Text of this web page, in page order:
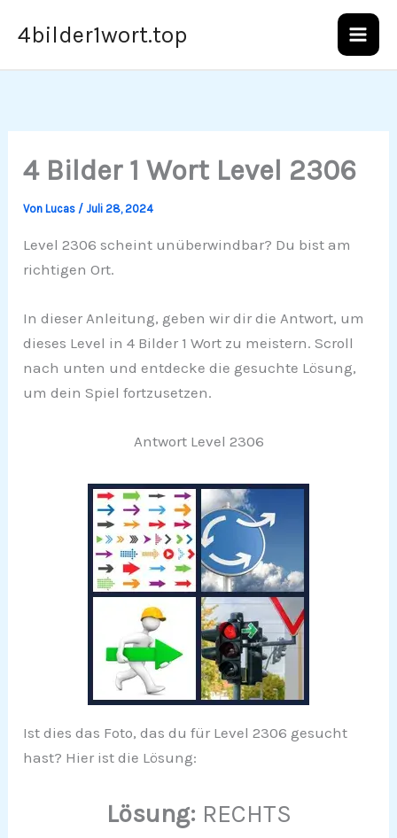
Inhalt
4bilder1wort.top
4 Bilder 1 Wort Level 2306
VonLucas /Juli 28, 2024
Level 2306 scheint unüberwindbar? Du bist am
richtigen Ort.
In dieser Anleitung, geben wir dir die Antwort, um
dieses Level in 4 Bilder 1 Wort zu meistern. Scroll
nach unten und entdecke die gesuchte Lösung,
um dein Spiel fortzusetzen.
Antwort Level 2306
Ist dies das Foto, das du für Level 2306 gesucht
hast? Hier ist die Lösung:
Lösung: RECHTS